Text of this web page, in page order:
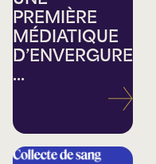
PREMIÈRE
MÉDIATIQUE
D’ENVERGURE
...